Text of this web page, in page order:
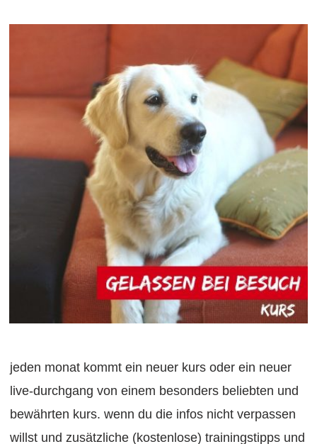
jeden monat kommt ein neuer kurs oder ein neuer
live-durchgang von einem besonders beliebten und
bewährten kurs. wenn du die infos nicht verpassen
willst und zusätzliche (kostenlose) trainingstipps und